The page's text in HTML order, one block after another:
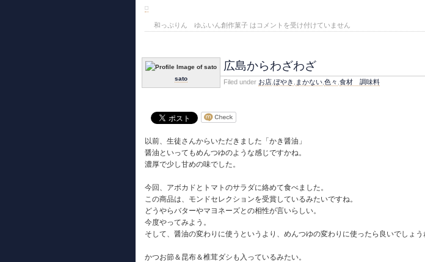
和っぷりん ゆふいん創作菓子 は コメントを受け付けていません
sato
広島からわざわざ
Filed under お店 ぼやき まかない 色々 食材 調味料
以前、生徒さんからいただきました「かき醤油」
醤油といってもめんつゆのような感じですかね。
濃厚で少し甘めの味でした。
今回、アボカドとトマトのサラダに絡めて食べました。
この商品は、モンドセレクションを受賞しているみたいですね。
どうやらバターやマヨネーズとの相性が言いらしい。
今度やってみよう。
そして、醤油の変わりに使うというより、めんつゆの変わりに使ったら良いでしょう
かつお節＆昆布＆椎茸ダシも入っているみたい。